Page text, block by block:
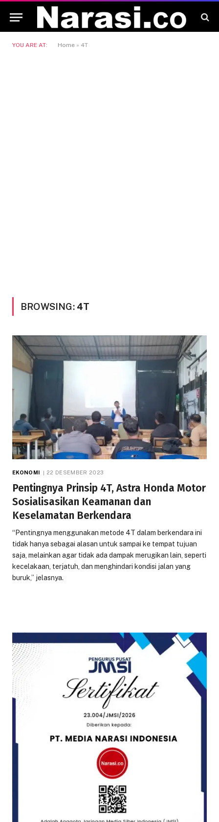
YOU ARE AT: Home » 4T
BROWSING: 4T
EKONOMI 22 DESEMBER 2023
Pentingnya Prinsip 4T, Astra Honda Motor
Sosialisasikan Keamanan dan
Keselamatan Berkendara
“Pentingnya menggunakan metode 4T dalam berkendara ini
tidak hanya sebagai alasan untuk sampai ke tempat tujuan
saja, melainkan agar tidak ada dampak merugikan lain, seperti
kecelakaan, terjatuh, dan menghindari kondisi jalan yang
buruk,” jelasnya.